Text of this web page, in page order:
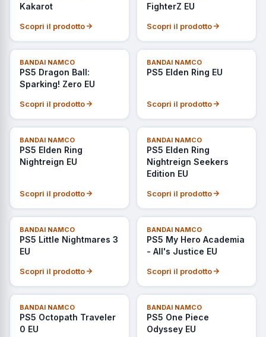
Kakarot
Scopri il prodotto
FighterZ EU
Scopri il prodotto
NOVITÀ
BANDAI NAMCO
PS5 Dragon Ball:
Sparking! Zero EU
Scopri il prodotto
NOVITÀ
BANDAI NAMCO
PS5 Elden Ring EU
Scopri il prodotto
BANDAI NAMCO
PS5 Elden Ring
Nightreign EU
Scopri il prodotto
NOVITÀ
BANDAI NAMCO
PS5 Elden Ring
Nightreign Seekers
Edition EU
Scopri il prodotto
ULTIMI PEZZI
BANDAI NAMCO
PS5 Little Nightmares 3
EU
Scopri il prodotto
BANDAI NAMCO
PS5 My Hero Academia
- All's Justice EU
Scopri il prodotto
ULTIMI PEZZI
BANDAI NAMCO
PS5 Octopath Traveler
0 EU
NOVITÀ
BANDAI NAMCO
PS5 One Piece
Odyssey EU